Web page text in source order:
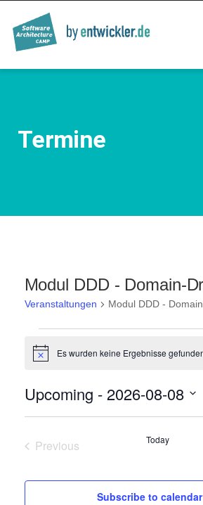
content
SOFTWARE
Termine
Modul DDD - Domain-
Veranstaltungen Modul DDD -
Notice Es wurden keine Ergebnisse
Upcoming - 2026-08-08
Previous
Today
Subscribe to calendar